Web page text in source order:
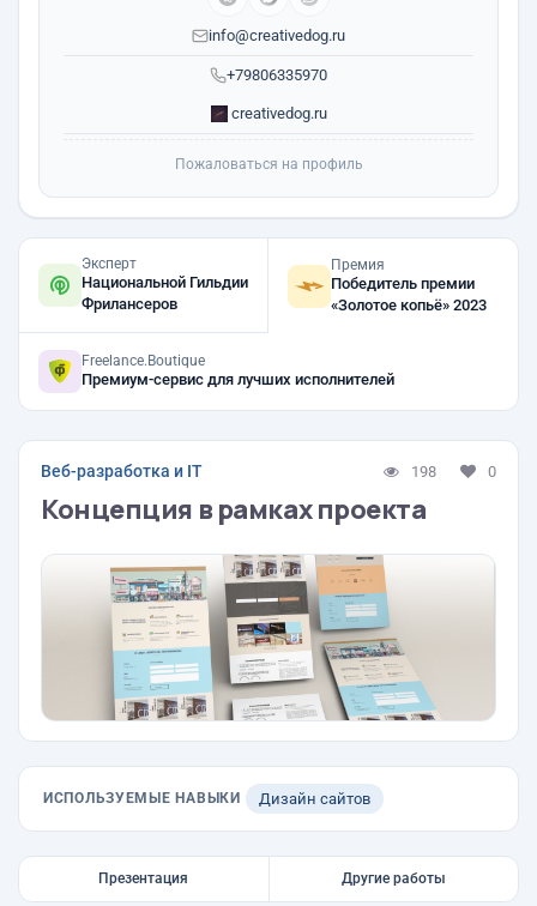
+79806335970
info@creativedog.ru
creativedog.ru
Пожаловаться на профиль
Эксперт
Национальной Гильдии
Фрилансеров
Премия
Победитель премии
«Золотое копьё» 2023
Freelance.Boutique
Премиум-сервис для лучших исполнителей
Веб-разработка и IT 198 0
Концепция в рамках проекта
ИСПОЛЬЗУЕМЫЕ НАВЫКИ Дизайн сайтов
Презентация Другие работы